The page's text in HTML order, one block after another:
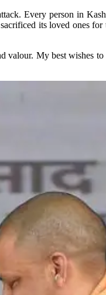
Every person in
its loved ones
valour. My best wishes